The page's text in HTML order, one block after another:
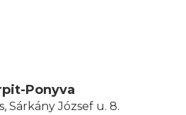
Ponyva
Sárkány József u. 8.